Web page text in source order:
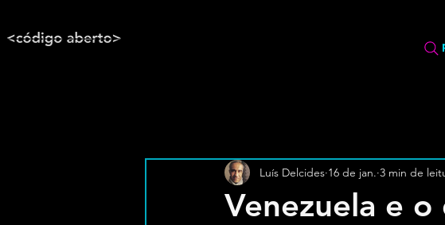
Venezuela e
Luís Delcides 16 de jan. 3 min de